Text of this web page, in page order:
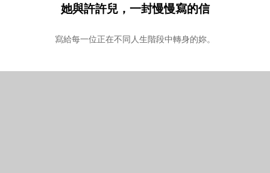
她與許許兒，一封慢慢寫的信
寫給每一位正在不同人生階段中轉身的妳。